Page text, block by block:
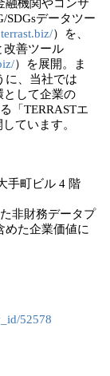
融機関やコンサ
SDGsデータツー
）を、
改善ツール
）を展開。ま
に、当社では
として企業の
「TERRASTエ
ています。
手町ビル 4 階
非財務データプ
めた企業価値に
52578